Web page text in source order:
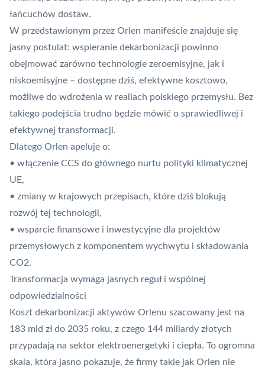
łańcuchów dostaw.
W przedstawionym przez Orlen manifeście znajduje się
jasny postulat: wspieranie dekarbonizacji powinno
obejmować zarówno technologie zeroemisyjne, jak i
niskoemisyjne – dostępne dziś, efektywne kosztowo,
możliwe do wdrożenia w realiach polskiego przemysłu. Bez
takiego podejścia trudno będzie mówić o sprawiedliwej i
efektywnej transformacji.
Dlatego Orlen apeluje o:
• włączenie CCS do głównego nurtu polityki klimatycznej
UE,
• zmiany w krajowych przepisach, które dziś blokują
rozwój tej technologii,
• wsparcie finansowe i inwestycyjne dla projektów
przemysłowych z komponentem wychwytu i składowania
CO2.
Transformacja wymaga jasnych reguł i wspólnej
odpowiedzialności
Koszt dekarbonizacji aktywów Orlenu szacowany jest na
183 mld zł do 2035 roku, z czego 144 miliardy złotych
przypadają na sektor elektroenergetyki i ciepła. To ogromna
skala, która jasno pokazuje, że firmy takie jak Orlen nie